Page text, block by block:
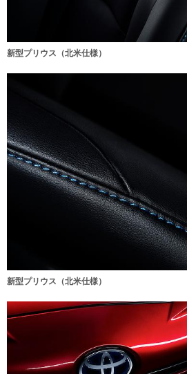
新型プリウス（北米仕様）
新型プリウス（北米仕様）